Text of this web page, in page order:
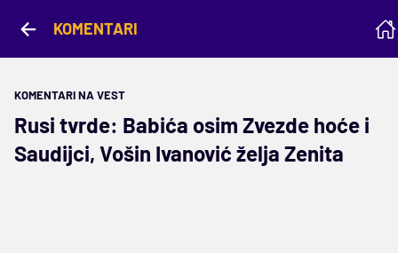
KOMENTARI
KOMENTARI NA VEST
Rusi tvrde: Babića osim Zvezde hoće i
Saudijci, Vošin Ivanović želja Zenita